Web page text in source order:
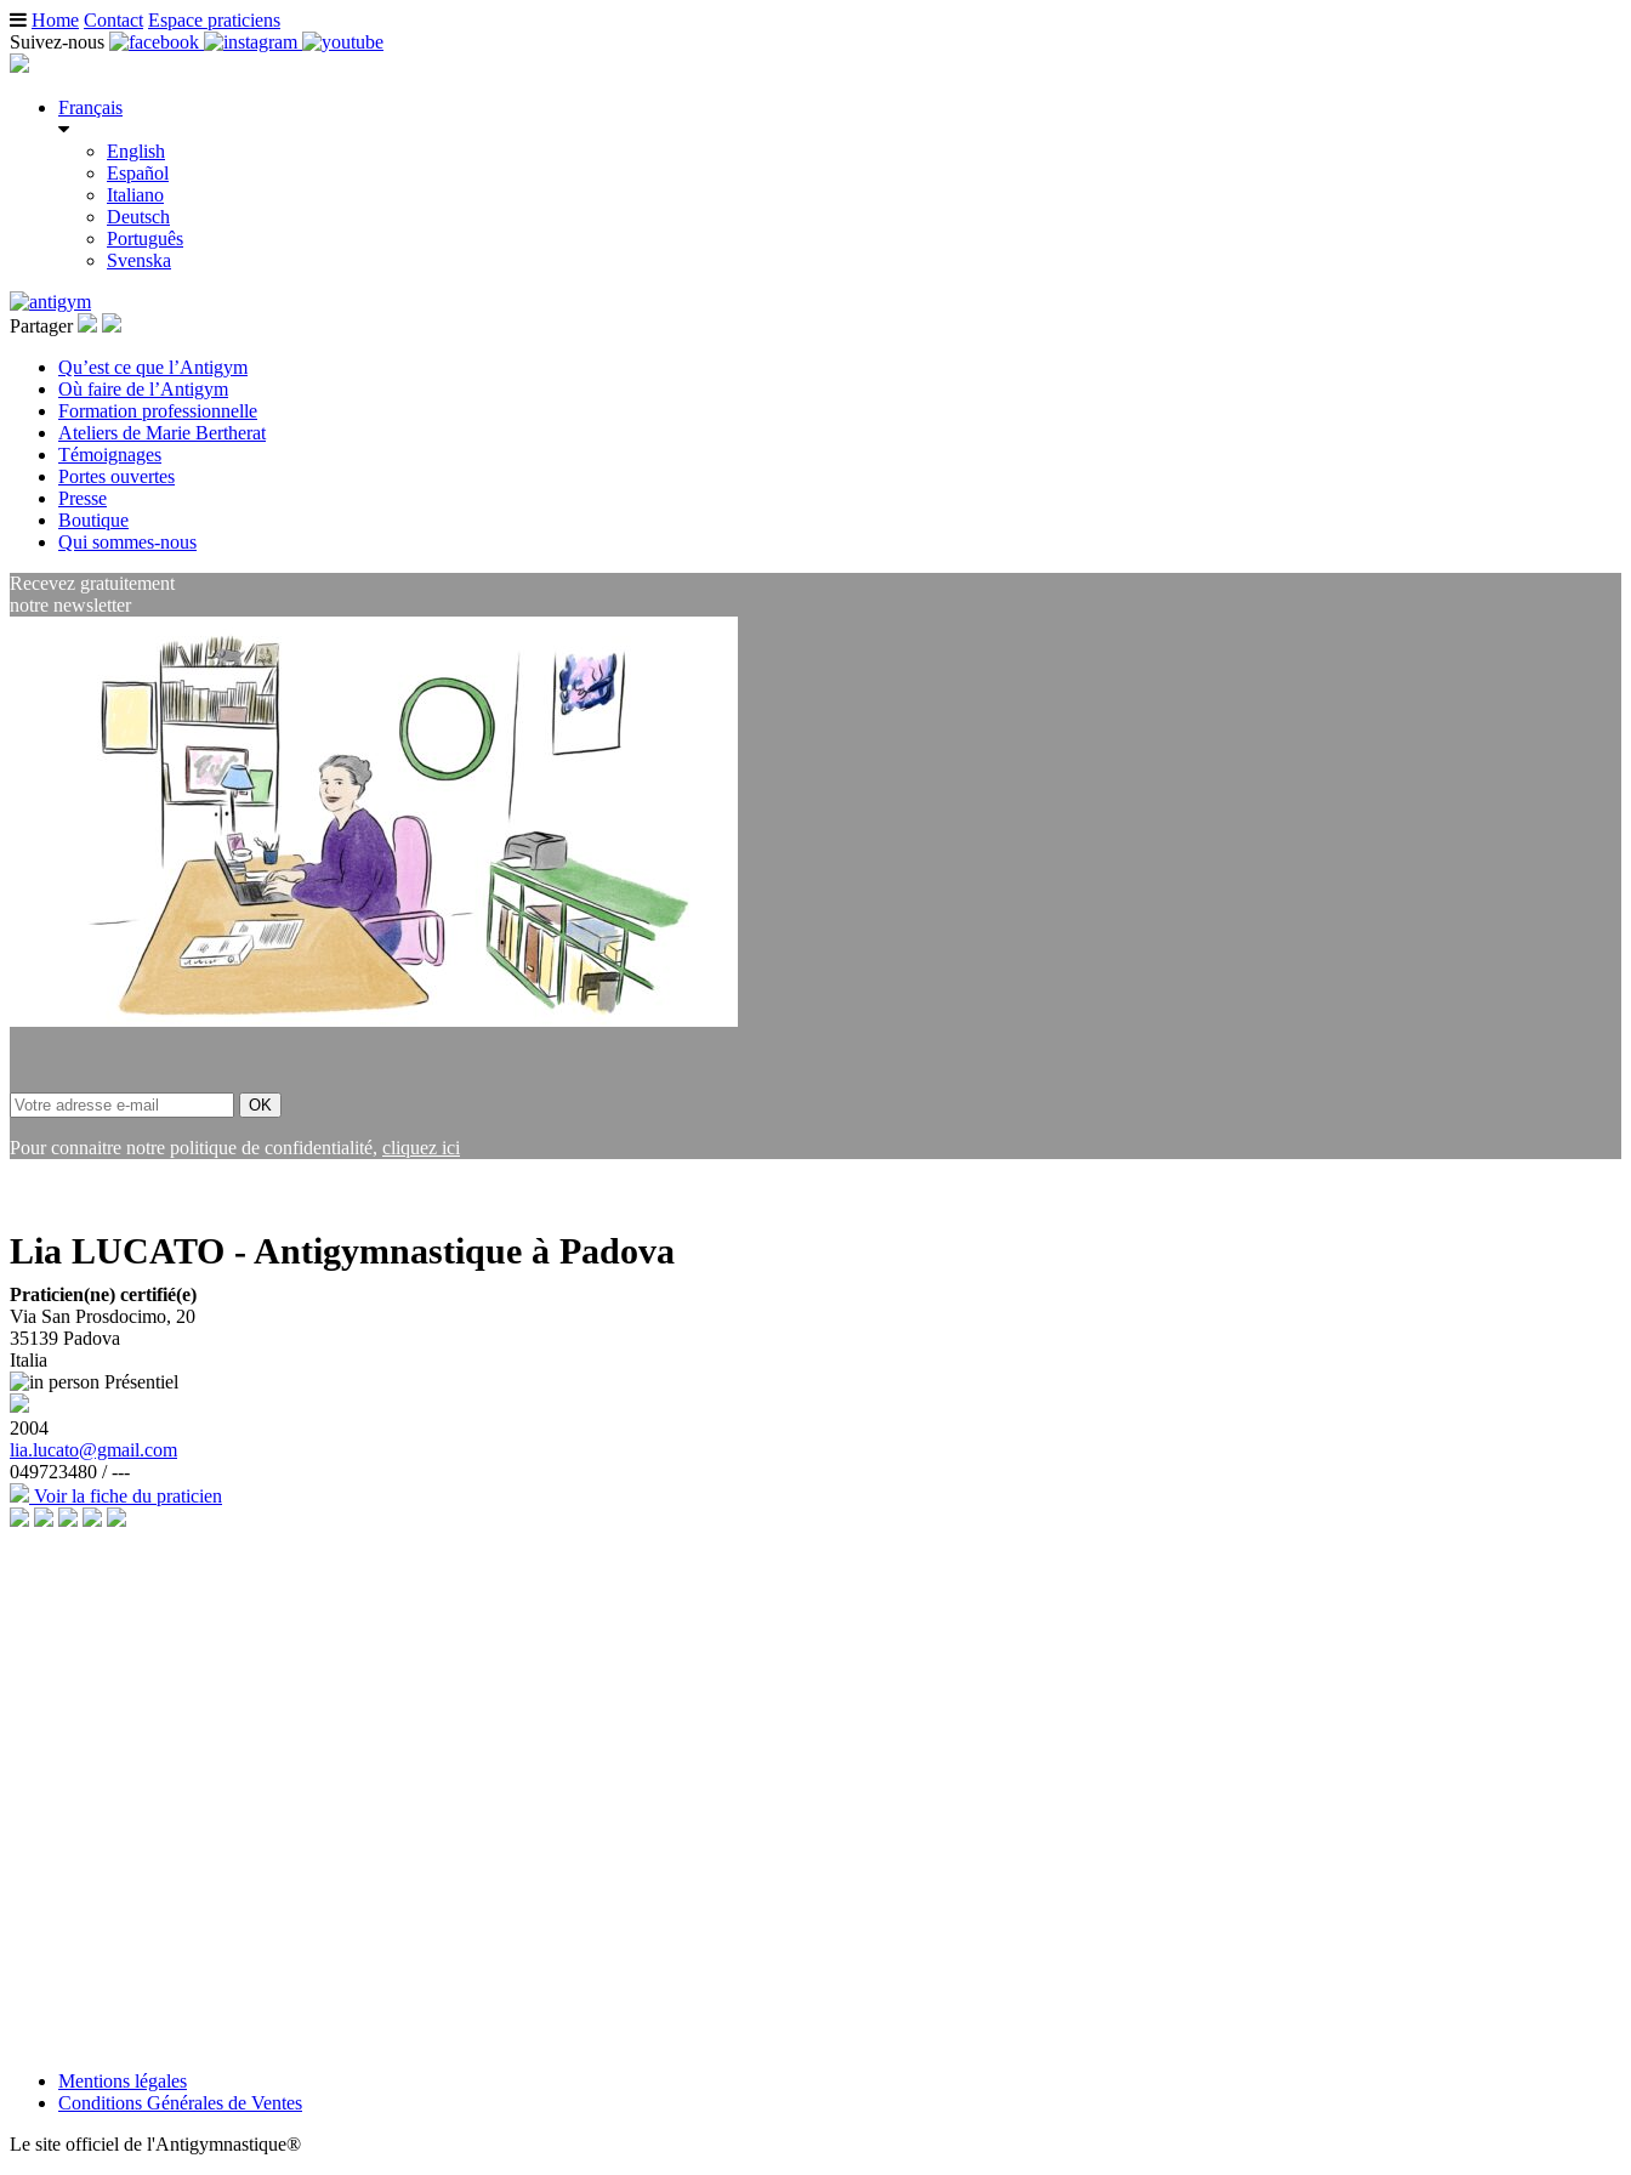
Home Contact Espace praticiens
Suivez-nous
Français
English
Español
Italiano
Deutsch
Português
Svenska
Partager
Qu’est ce que l’Antigym
Où faire de l’Antigym
Formation professionnelle
Ateliers de Marie Bertherat
Témoignages
Portes ouvertes
Presse
Boutique
Qui sommes-nous
Recevez gratuitement
notre newsletter
Pour connaitre notre politique de confidentialité, cliquez ici
Lia LUCATO - Antigymnastique à Padova
Praticien(ne) certifié(e)
Via San Prosdocimo, 20
35139 Padova
Italia
Présentiel
2004
lia.lucato@gmail.com
049723480 / ---
Voir la fiche du praticien
Mentions légales
Conditions Générales de Ventes
Le site officiel de l'Antigymnastique®